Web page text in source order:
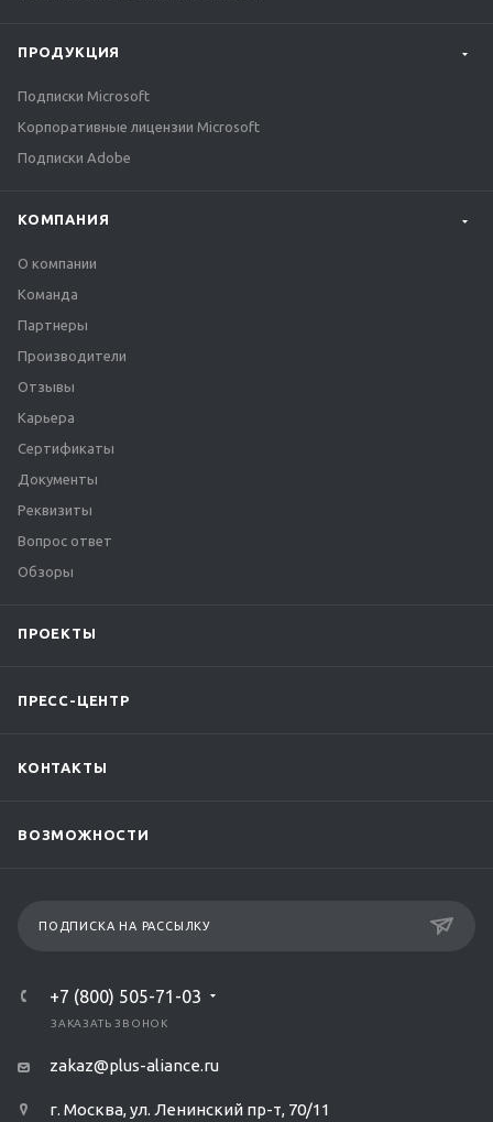
ПРОДУКЦИЯ
Подписки Microsoft
Корпоративные лицензии Microsoft
Подписки Adobe
КОМПАНИЯ
О компании
Команда
Партнеры
Производители
Отзывы
Карьера
Сертификаты
Документы
Реквизиты
Вопрос ответ
Обзоры
ПРОЕКТЫ
ПРЕСС-ЦЕНТР
КОНТАКТЫ
ВОЗМОЖНОСТИ
ПОДПИСКА НА РАССЫЛКУ
+7 (800) 505-71-03
ЗАКАЗАТЬ ЗВОНОК
zakaz@plus-aliance.ru
г. Москва, ул. Ленинский пр-т, 70/11